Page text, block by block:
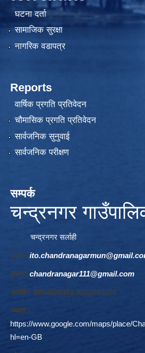
घटना दर्ता
सामाजिक सुरक्षा
नागरिक वडापत्र
Reports
वार्षिक प्रगति प्रतिवेदन
चौमासिक प्रगति प्रतिवेदन
सार्वजनिक सुनुवाई
सार्वजनिक परीक्षण
सम्पर्क
चन्द्रनगर
चन्द्रनगर सर्लाही
इमेल :
इमेल : chandranagar111@gmail.com
सम्पर्क : 9854038381,9802045020
स्थान :
https://www.google.com/maps/place/
hl=en-GB